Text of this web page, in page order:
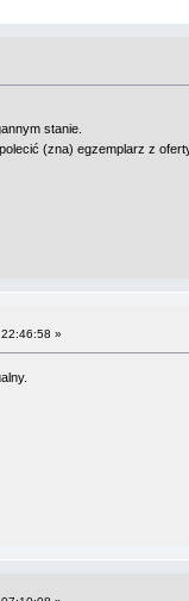
stanie.
(zna) egzemplarz z
»